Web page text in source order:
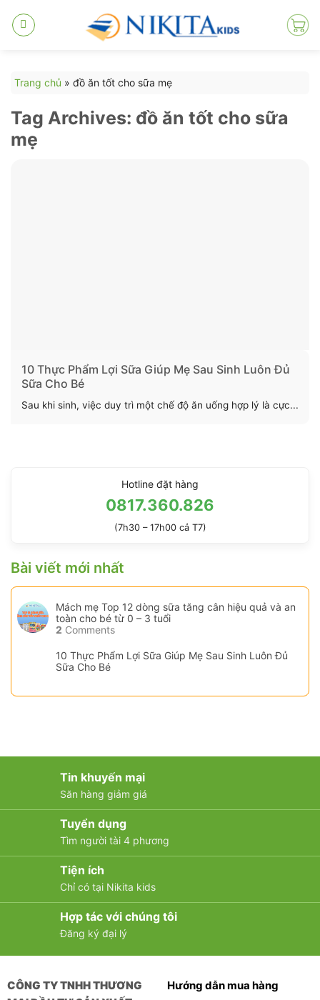
Trang chủ » đồ ăn tốt cho sữa mẹ
Tag Archives: đồ ăn tốt cho sữa
mẹ
10 Thực Phẩm Lợi Sữa Giúp Mẹ Sau Sinh Luôn Đủ
Sữa Cho Bé
Sau khi sinh, việc duy trì một chế độ ăn uống hợp lý là cực...
Hotline đặt hàng
0817.360.826
(7h30 – 17h00 cả T7)
Bài viết mới nhất
Mách mẹ Top 12 dòng sữa tăng cân hiệu quả và an
toàn cho bé từ 0 – 3 tuổi
2 Comments
10 Thực Phẩm Lợi Sữa Giúp Mẹ Sau Sinh Luôn Đủ
Sữa Cho Bé
Tin khuyến mại
Săn hàng giảm giá
Tuyển dụng
Tìm người tài 4 phương
Tiện ích
Chỉ có tại Nikita kids
Hợp tác với chúng tôi
Đăng ký đại lý
CÔNG TY TNHH THƯƠNG
Hướng dẫn mua hàng